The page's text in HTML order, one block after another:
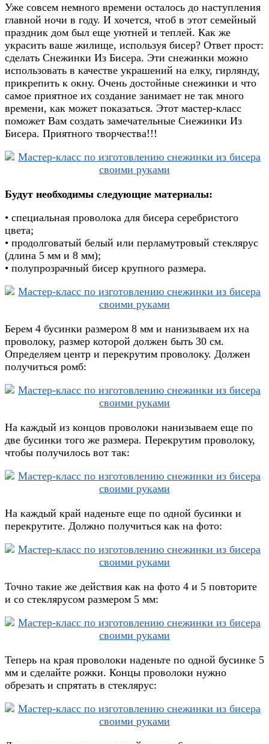
Уже совсем немного времени осталось до наступления
главной ночи в году. И хочется, чтоб в этот семейный
праздник дом был еще уютней и теплей. Как же
украсить ваше жилище, используя бисер? Ответ прост:
сделать Снежинки Из Бисера. Эти снежинки можно
использовать в качестве украшений на елку, гирлянду,
прикрепить к окну. Очень достойные снежинки и что
самое приятное их создание занимает не так много
времени, как может показаться. Этот мастер-класс
поможет Вам создать замечательные Снежинки Из
Бисера. Приятного творчества!!!
Будут необходимы следующие материалы:
• специальная проволока для бисера серебристого
цвета;
• продолговатый белый или перламутровый стеклярус
(длина 5 мм и 8 мм);
• полупрозрачный бисер крупного размера.
Берем 4 бусинки размером 8 мм и нанизываем их на
проволоку, размер которой должен быть 30 см.
Определяем центр и перекрутим проволоку. Должен
получиться ромб:
На каждый из концов проволоки нанизываем еще по
две бусинки того же размера. Перекрутим проволоку,
чтобы получилось вот так:
На каждый край наденьте еще по одной бусинки и
перекрутите. Должно получиться как на фото:
Точно такие же действия как на фото 4 и 5 повторите
и со стеклярусом размером 5 мм:
Теперь на края проволоки наденьте по одной бусинке 5
мм и сделайте рожки. Концы проволоки нужно
обрезать и спрятать в стеклярус: